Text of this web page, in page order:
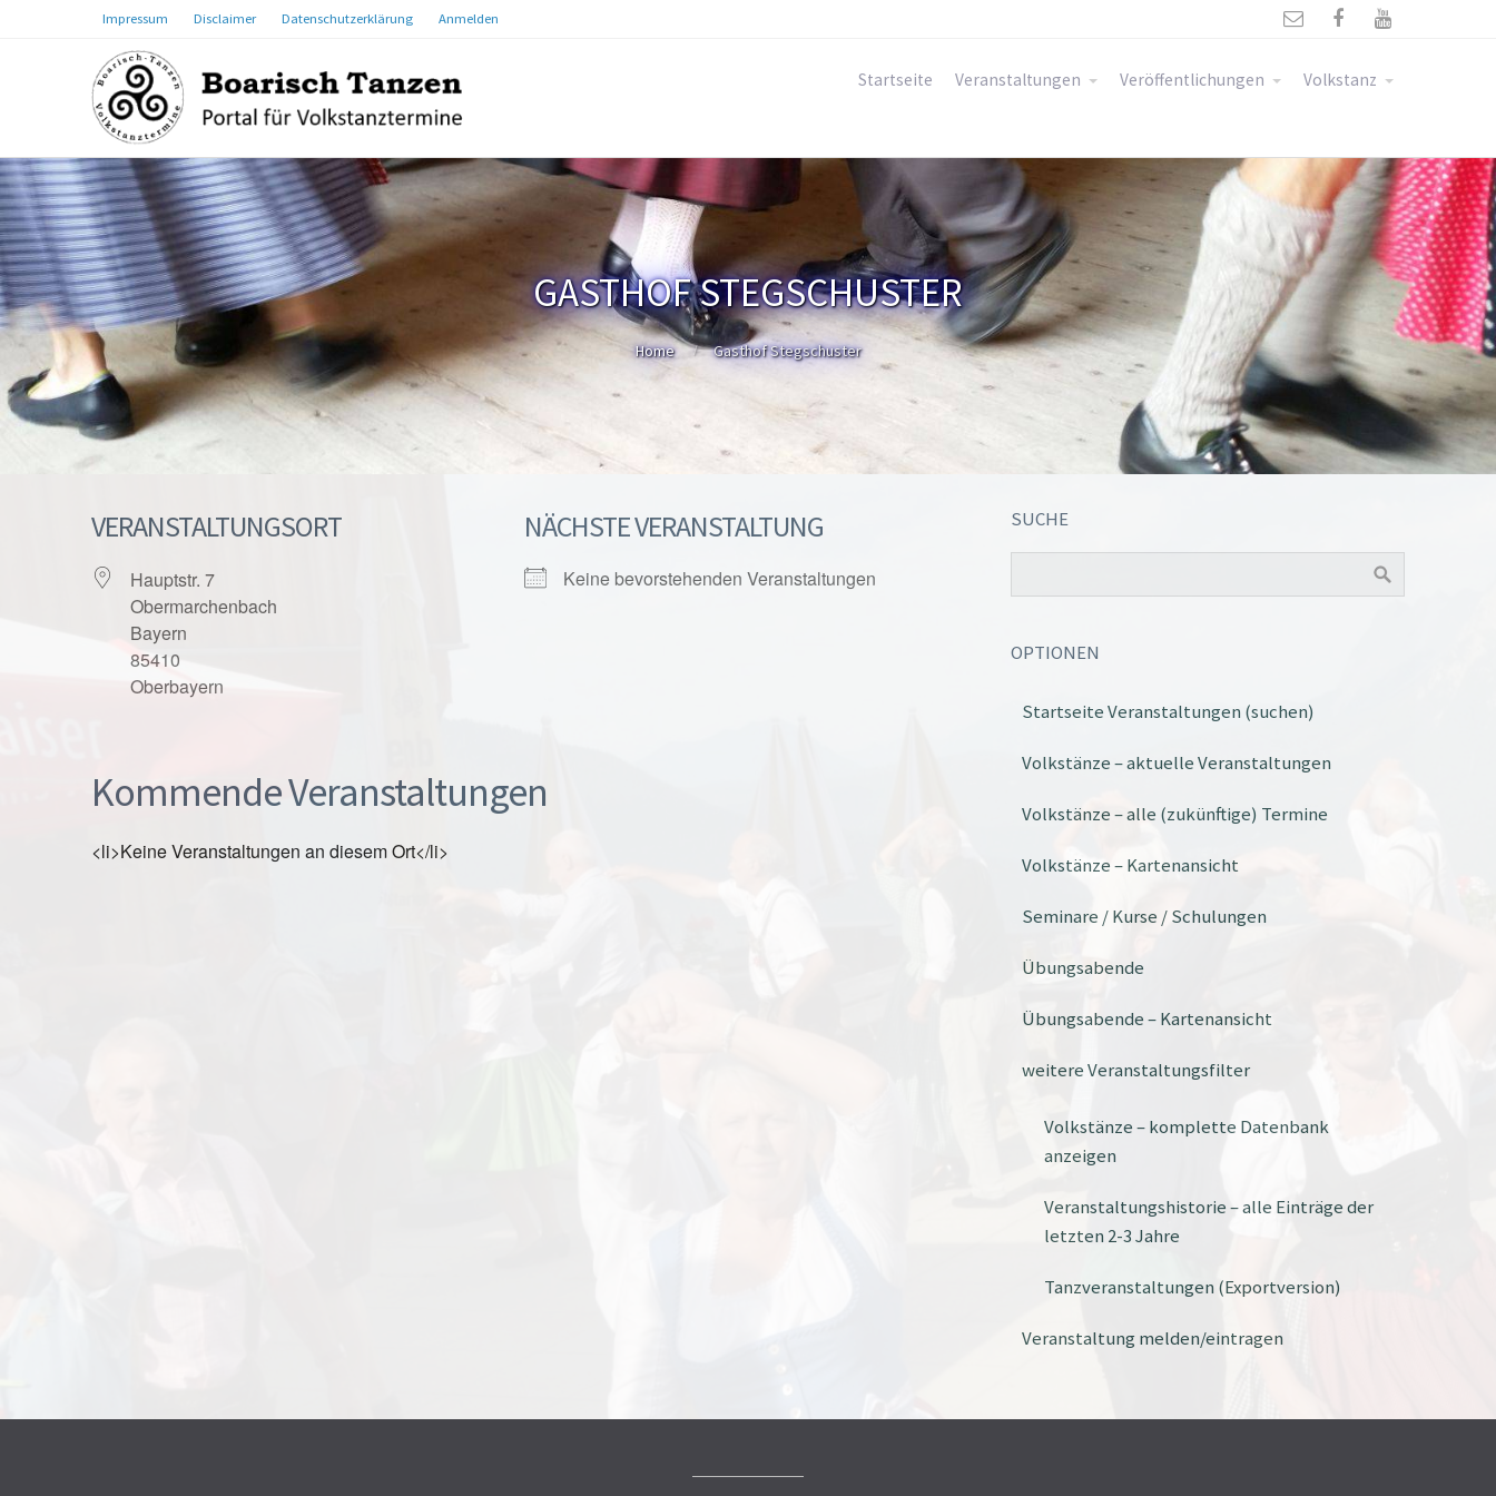
Impressum Disclaimer Datenschutzerklärung Anmelden   
Startseite Veranstaltungen Veröffentlichungen Volkstanz
GASTHOF STEGSCHUSTER
Home Gasthof Stegschuster
VERANSTALTUNGSORT
Hauptstr. 7
Obermarchenbach
Bayern
85410
Oberbayern
NÄCHSTE VERANSTALTUNG
Keine bevorstehenden Veranstaltungen
Kommende Veranstaltungen
<li>Keine Veranstaltungen an diesem Ort</li>
SUCHE
OPTIONEN
Startseite Veranstaltungen (suchen)
Volkstänze – aktuelle Veranstaltungen
Volkstänze – alle (zukünftige) Termine
Volkstänze – Kartenansicht
Seminare / Kurse / Schulungen
Übungsabende
Übungsabende – Kartenansicht
weitere Veranstaltungsfilter
Volkstänze – komplette Datenbank
anzeigen
Veranstaltungshistorie – alle Einträge der
letzten 2-3 Jahre
Tanzveranstaltungen (Exportversion)
Veranstaltung melden/eintragen